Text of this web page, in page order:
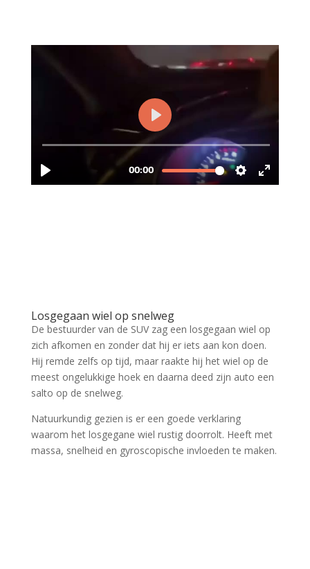
Losgegaan wiel op snelweg
De bestuurder van de SUV zag een losgegaan wiel op
zich afkomen en zonder dat hij er iets aan kon doen.
Hij remde zelfs op tijd, maar raakte hij het wiel op de
meest ongelukkige hoek en daarna deed zijn auto een
salto op de snelweg.
Natuurkundig gezien is er een goede verklaring
waarom het losgegane wiel rustig doorrolt. Heeft met
massa, snelheid en gyroscopische invloeden te maken.